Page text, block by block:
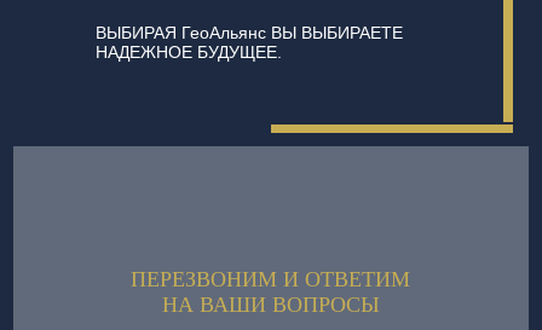
ВЫБИРАЯ ГеоАльянс ВЫ ВЫБИРАЕТЕ
НАДЕЖНОЕ БУДУЩЕЕ.
ПЕРЕЗВОНИМ И ОТВЕТИМ
НА ВАШИ ВОПРОСЫ